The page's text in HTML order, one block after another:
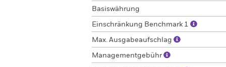
Basiswährung
Einschränkung Benchmark 1
Max. Ausgabeaufschlag
Managementgebühr